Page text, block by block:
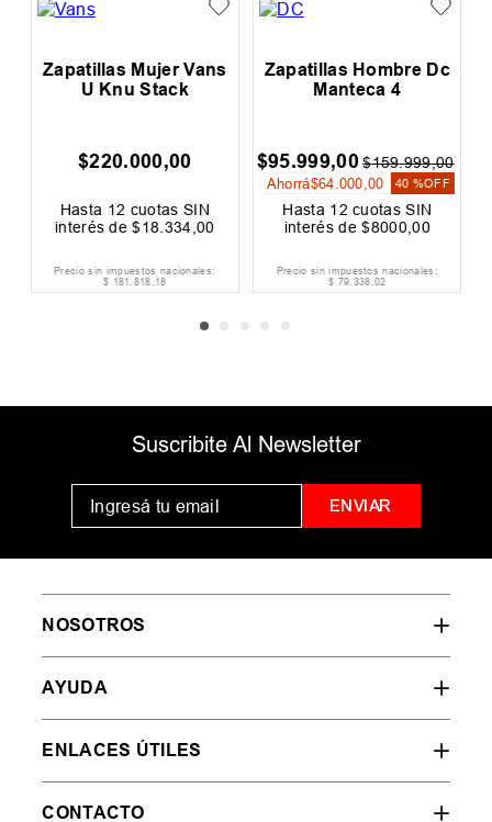
Zapatillas Mujer Vans
U Knu Stack
$220.000,00
Hasta 12 cuotas SIN
interés de$18 334 00
Precio sin impuestos nacionales:
$ 181.818,18
Zapatillas Hombre Dc
Manteca 4
$95.999,00$159.999,00
Ahorrá$64 000 ,00 40 %OFF
Hasta 12 cuotas SIN
interés de$8000 ,00
Precio sin impuestos nacionales:
$ 79.338,02
Suscribite Al Newsletter
ENVIAR
NOSOTROS
AYUDA
ENLACES ÚTILES
CONTACTO